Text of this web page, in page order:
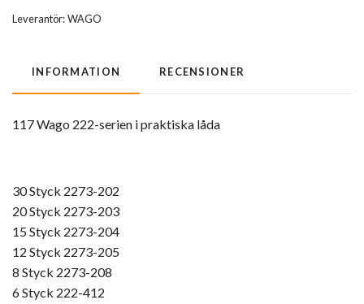
Leverantör:WAGO
INFORMATION RECENSIONER
117 Wago 222-serien i praktiska låda
30 Styck 2273-202
20 Styck 2273-203
15 Styck 2273-204
12 Styck 2273-205
8 Styck 2273-208
6 Styck 222-412